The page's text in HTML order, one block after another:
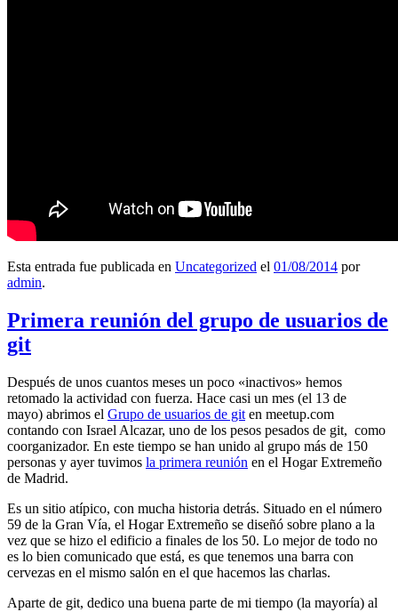
Esta entrada fue publicada en Uncategorized el 01/08/2014 por
admin.
Primera reunión del grupo de usuarios de
git
Después de unos cuantos meses un poco «inactivos» hemos
retomado la actividad con fuerza. Hace casi un mes (el 13 de
mayo) abrimos el Grupo de usuarios de git en meetup.com
contando con Israel Alcazar, uno de los pesos pesados de git, como
coorganizador. En este tiempo se han unido al grupo más de 150
personas y ayer tuvimos la primera reunión en el Hogar Extremeño
de Madrid.
Es un sitio atípico, con mucha historia detrás. Situado en el número
59 de la Gran Vía, el Hogar Extremeño se diseñó sobre plano a la
vez que se hizo el edificio a finales de los 50. Lo mejor de todo no
es lo bien comunicado que está, es que tenemos una barra con
cervezas en el mismo salón en el que hacemos las charlas.
Aparte de git, dedico una buena parte de mi tiempo (la mayoría) al